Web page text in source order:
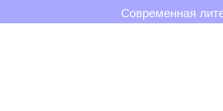
Современная